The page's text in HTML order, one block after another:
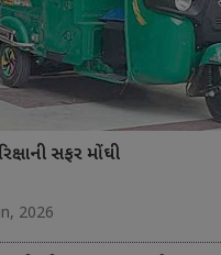
સફર મોંઘી
2026